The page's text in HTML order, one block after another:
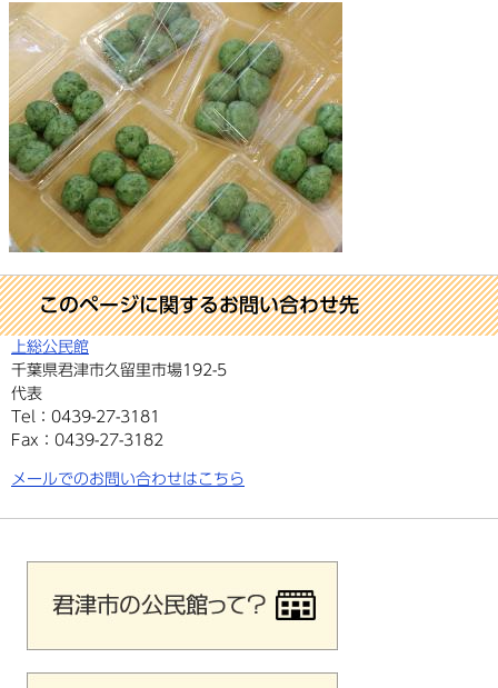
このページに関するお問い合わせ先
上総公民館
代表
千葉県君津市久留里市場192-5
Tel：0439-27-3181
Fax：0439-27-3182
メールでのお問い合わせはこちら